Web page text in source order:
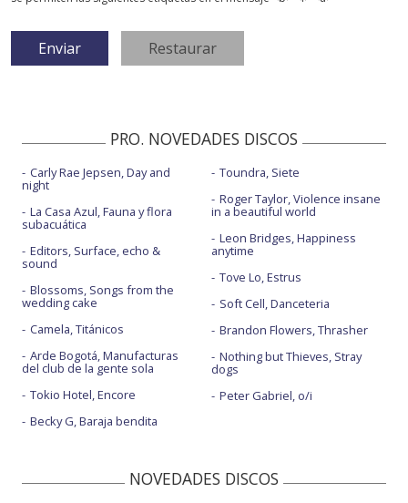
PRO. NOVEDADES DISCOS
Carly Rae Jepsen, Day and
night
La Casa Azul, Fauna y flora
subacuática
Editors, Surface, echo &
sound
Blossoms, Songs from the
wedding cake
Camela, Titánicos
Arde Bogotá, Manufacturas
del club de la gente sola
Tokio Hotel, Encore
Becky G, Baraja bendita
Toundra, Siete
Roger Taylor, Violence insane
in a beautiful world
Leon Bridges, Happiness
anytime
Tove Lo, Estrus
Soft Cell, Danceteria
Brandon Flowers, Thrasher
Nothing but Thieves, Stray
dogs
Peter Gabriel, o/i
NOVEDADES DISCOS